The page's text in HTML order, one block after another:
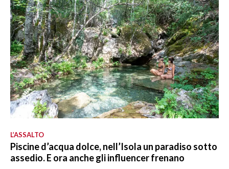
L’ASSALTO
Piscine d’acqua dolce, nell’Isola un paradiso sotto
assedio. E ora anche gli influencer frenano